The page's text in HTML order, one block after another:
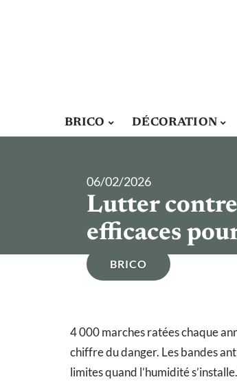
BRICO DÉCORATION
06/02/2026
Lutter contre
efficaces
BRICO
4 000 marches ratées chaque
chiffre du danger. Les bandes
limites quand l’humidité